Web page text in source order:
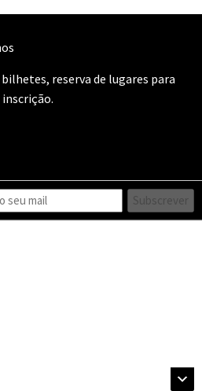
reserva de lugares para